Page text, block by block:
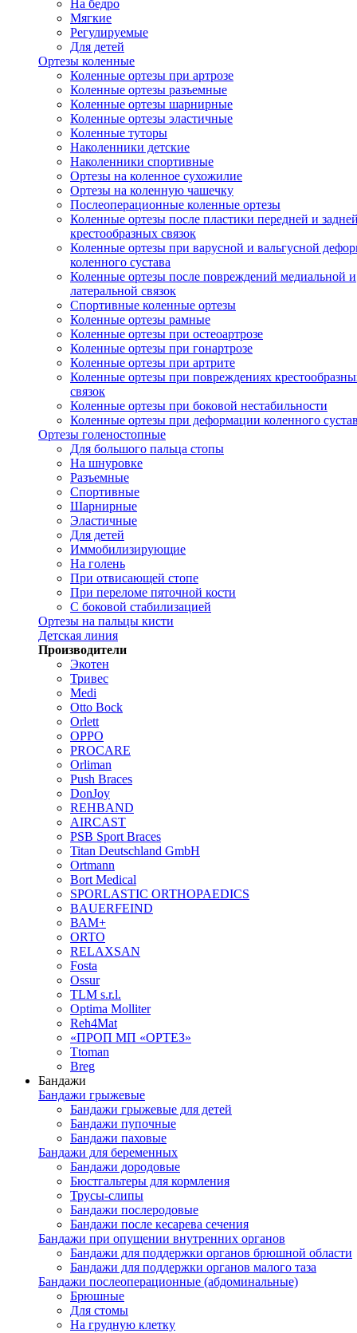
На бедро
Мягкие
Регулируемые
Для детей
Ортезы коленные
Коленные ортезы при артрозе
Коленные ортезы разъемные
Коленные ортезы шарнирные
Коленные ортезы эластичные
Коленные туторы
Наколенники детские
Наколенники спортивные
Ортезы на коленное сухожилие
Ортезы на коленную чашечку
Послеоперационные коленные ортезы
Коленные ортезы после пластики передней и
крестообразных связок
Коленные ортезы при варусной и вальгусной
коленного сустава
Коленные ортезы после повреждений медиальной и
латеральной связок
Спортивные коленные ортезы
Коленные ортезы рамные
Коленные ортезы при остеоартрозе
Коленные ортезы при гонартрозе
Коленные ортезы при артрите
Коленные ортезы при повреждениях
связок
Коленные ортезы при боковой нестабильности
Коленные ортезы при деформации коленного
Ортезы голеностопные
Для большого пальца стопы
На шнуровке
Разъемные
Спортивные
Шарнирные
Эластичные
Для детей
Иммобилизирующие
На голень
При отвисающей стопе
При переломе пяточной кости
С боковой стабилизацией
Ортезы на пальцы кисти
Детская линия
Производители
Экотен
Тривес
Medi
Otto Bock
Orlett
OPPO
PROCARE
Orliman
Push Braces
DonJoy
REHBAND
AIRCAST
PSB Sport Braces
Titan Deutschland GmbH
Ortmann
Bort Medical
SPORLASTIC ORTHOPAEDICS
BAUERFEIND
ВАМ+
ORTO
RELAXSAN
Fosta
Ossur
TLM s.r.l.
Optima Molliter
Reh4Mat
«ПРОП МП «ОРТЕЗ»
Ttoman
Breg
Бандажи
Бандажи грыжевые
Бандажи грыжевые для детей
Бандажи пупочные
Бандажи паховые
Бандажи для беременных
Бандажи дородовые
Бюстгальтеры для кормления
Трусы-слипы
Бандажи послеродовые
Бандажи после кесарева сечения
Бандажи при опущении внутренних органов
Бандажи для поддержки органов брюшной области
Бандажи для поддержки органов малого таза
Бандажи послеоперационные (абдоминальные)
Брюшные
Для стомы
На грудную клетку